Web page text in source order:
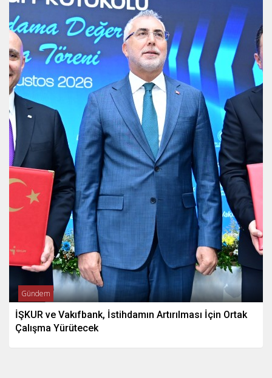
Gündem
İŞKUR ve Vakıfbank, İstihdamın Artırılması İçin Ortak
Çalışma Yürütecek